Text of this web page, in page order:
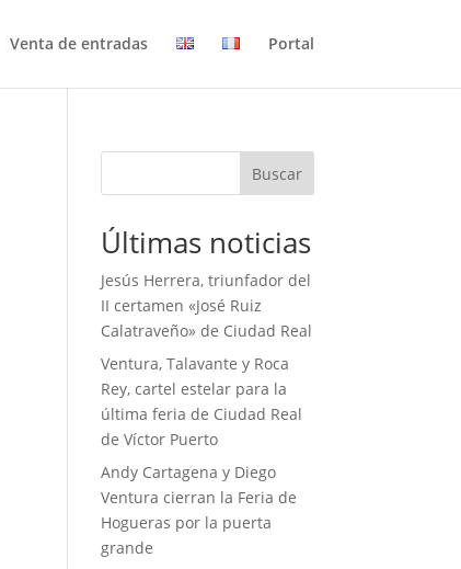
Venta de entradas Portal
Buscar
Últimas noticias
Jesús Herrera, triunfador del
II certamen «José Ruiz
Calatraveño» de Ciudad Real
Ventura, Talavante y Roca
Rey, cartel estelar para la
última feria de Ciudad Real
de Víctor Puerto
Andy Cartagena y Diego
Ventura cierran la Feria de
Hogueras por la puerta
grande